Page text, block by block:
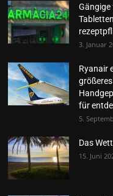
3. Januar
Ryanair
für
5.
Das
15. Juni